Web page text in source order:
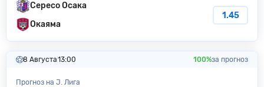
Сересо Осака
Окаяма
1.45
8 Августа13:00 100%за прогноз
Прогноз на J. Лига